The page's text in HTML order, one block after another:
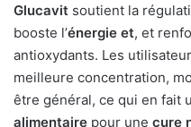
Glucavit soutient la
booste l’énergie et, et
antioxydants. Les
meilleure concentration,
être général, ce qui en fait
alimentaire pour une cure